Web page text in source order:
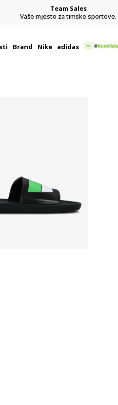
Team Sales
Vaše mjesto za timske sportove.
Brand Nike adidas